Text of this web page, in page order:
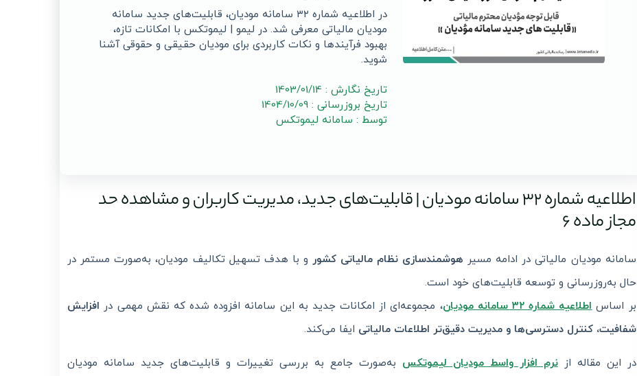
در اطلاعیه شماره ۳۲ سامانه مودیان، قابلیت‌های جدید سامانه
مودیان مالیاتی معرفی شد. در لیمو | لیموتکس با امکانات تازه،
بهبود فرآیندها و نکات کاربردی برای مودیان حقیقی و حقوقی آشنا
شوید.
تاریخ نگارش : 1403/01/14
تاریخ بروزرسانی : 1404/10/09
توسط : سامانه لیموتکس
اطلاعیه شماره ۳۲ سامانه مودیان | قابلیت‌های جدید، مدیریت کاربران و مشاهده حد
مجاز ماده ۶
سامانه مودیان مالیاتی در ادامه مسیر هوشمندسازی نظام مالیاتی کشور و با هدف تسهیل تکالیف مودیان، به‌صورت مستمر در
حال به‌روزرسانی و توسعه قابلیت‌های خود است.
بر اساساطلاعیه شماره ۳۲ سامانه مودیان ، مجموعه‌ای از امکانات جدید به این سامانه افزوده شده که نقش مهمی در افزایش
شفافیت، کنترل دسترسی‌ها و مدیریت دقیق‌تر اطلاعات مالیاتی ایفا می‌کند.
در این مقاله ازنرم افزار واسط مودیانلیموتکس به‌صورت جامع به بررسی تغییرات و قابلیت‌های جدید سامانه مودیان